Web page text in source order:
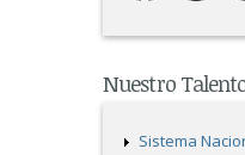
Nuestro
Sistema